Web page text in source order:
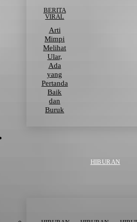
BERITA
VIRAL
Arti
Mimpi
Melihat
Ular,
Ada
yang
Pertanda
Baik
dan
Buruk
HIBURAN